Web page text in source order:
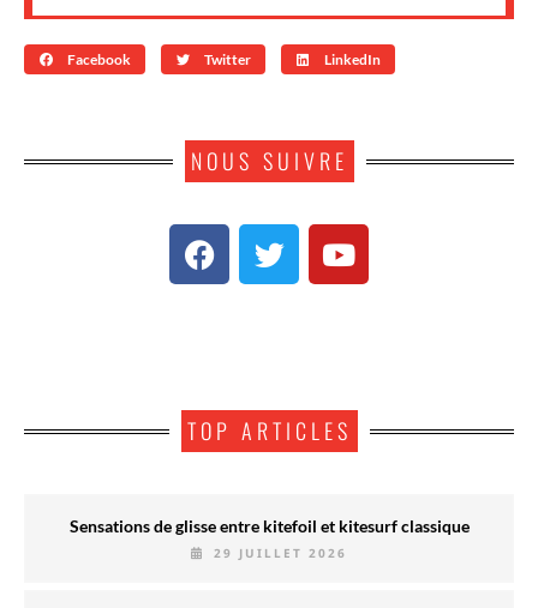
Facebook Twitter LinkedIn
NOUS SUIVRE
TOP ARTICLES
Sensations de glisse entre kitefoil et kitesurf classique
29 JUILLET 2026